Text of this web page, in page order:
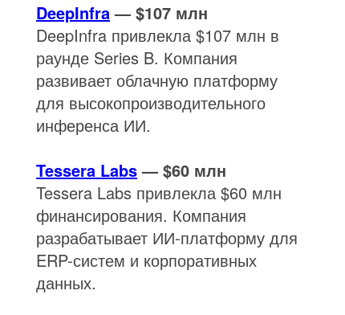
DeepInfra— $107 млн
DeepInfra привлекла $107 млн в
раунде Series B. Компания
развивает облачную платформу
для высокопроизводительного
инференса ИИ.
Tessera Labs— $60 млн
Tessera Labs привлекла $60 млн
финансирования. Компания
разрабатывает ИИ-платформу для
ERP-систем и корпоративных
данных.